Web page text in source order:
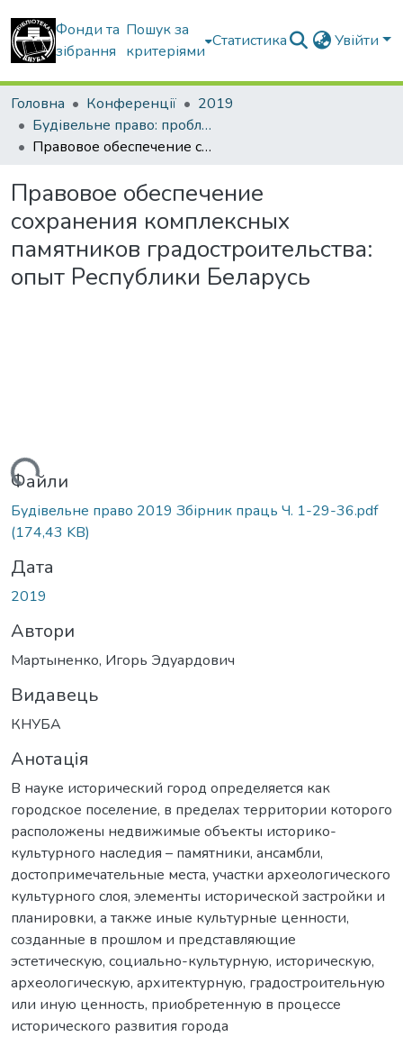
Фонди та
зібрання
Пошук за
критеріями
Статистика Увійти
Головна Конференції
2019
Будівельне право: проблеми теорії і практики
Правовое обеспечение сохранения комплексных памятников градостроительства: опыт Республики Беларусь
Правовое обеспечение
сохранения комплексных
памятников градостроительства:
опыт Республики Беларусь
Файли
Будівельне право 2019 Збірник праць Ч. 1-29-36.pdf
(174,43 KB)
Дата
2019
Автори
Мартыненко, Игорь Эдуардович
Видавець
КНУБА
Анотація
В науке исторический город определяется как
городское поселение, в пределах территории которого
расположены недвижимые объекты историко-
культурного наследия – памятники, ансамбли,
достопримечательные места, участки археологического
культурного слоя, элементы исторической застройки и
планировки, а также иные культурные ценности,
созданные в прошлом и представляющие
эстетическую, социально-культурную, историческую,
археологическую, архитектурную, градостроительную
или иную ценность, приобретенную в процессе
исторического развития города